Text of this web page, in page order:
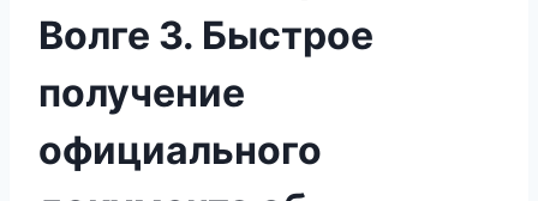
Волге 3. Быстрое
получение
официального